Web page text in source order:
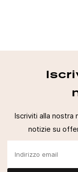
Iscriviti alla nostra
notizie su